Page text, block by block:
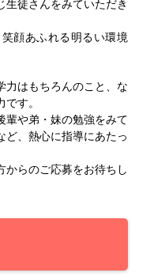
生徒さんをみていただき
顔あふれる明るい環境
力はもちろんのこと、な
す。
輩や弟・妹の勉強をみて
ど、熱心に指導にあたっ
からのご応募をお待ちし